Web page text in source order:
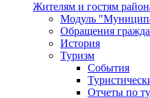
Жителям и гостям
Модуль
Обращения
История
Туризм
События
Отчеты по